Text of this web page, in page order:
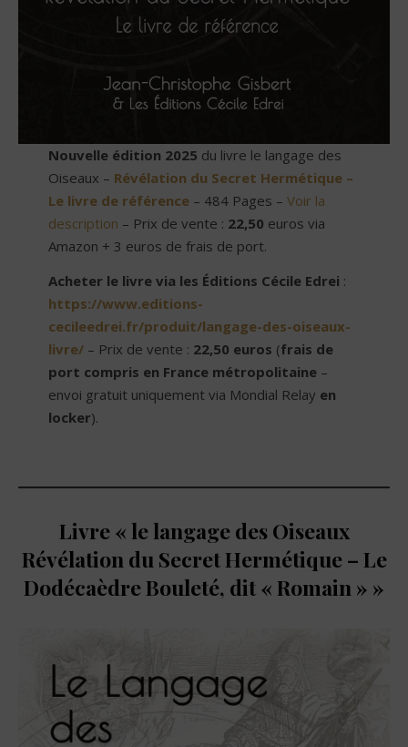
Nouvelle édition 2025 du livre le langage des
Oiseaux – Révélation du Secret Hermétique –
Le livre de référence– 484 Pages – Voir la
description – Prix de vente : 22,50 euros via
Amazon + 3 euros de frais de port.
Acheter le livre via les Éditions Cécile Edrei :
https://www.editions-
cecileedrei.fr/produit/langage-des-oiseaux-
livre/– Prix de vente : 22,50 euros (frais de
port compris en France métropolitaine–
envoi gratuit uniquement via Mondial Relay en
locker).
Livre « le langage des Oiseaux
Révélation du Secret Hermétique – Le
Dodécaèdre Bouleté, dit « Romain » »